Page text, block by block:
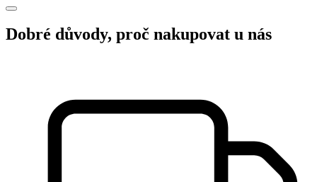
Dobré důvody, proč nakupovat u nás